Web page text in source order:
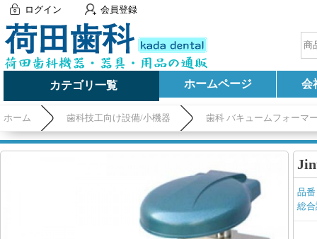
ログイン 会員登録
カテゴリ一覧 ホームページ 会
ホーム 歯科技工向け設備/小機器 歯科 バキュームフォーマ
品
総